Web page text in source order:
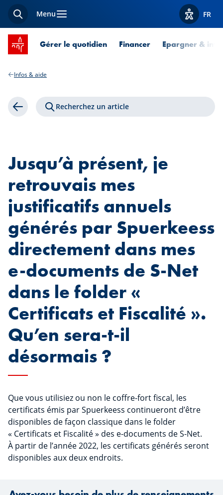
Recherche
Menu Afficher
FR
Accueil SPUERKEESS
Gérer le quotidien Financer Epargner &
Infos & aide
Retour Recherchez un article
Jusqu’à présent, je
retrouvais mes
justificatifs annuels
générés par Spuerkeess
directement dans mes
e-documents de S-Net
dans le folder «
Certificats et Fiscalité ».
Qu’en sera-t-il
désormais ?
Que vous utilisiez ou non le coffre-fort fiscal, les
certificats émis par Spuerkeess continueront d’être
disponibles de façon classique dans le folder
« Certificats et Fiscalité » des e-documents de S-Net.
À partir de l’année 2022, les certificats générés seront
disponibles aux deux endroits.